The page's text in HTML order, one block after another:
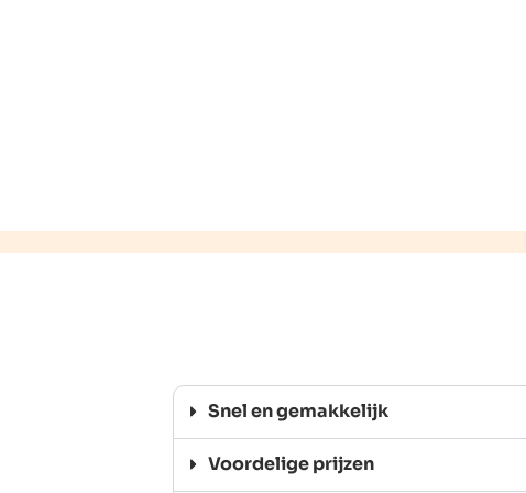
Snel en gemakkelijk
Voordelige prijzen